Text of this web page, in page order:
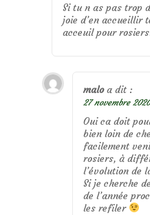
Si tu n as pas trop
joie d’en accueillir
acceuil pour
malo a dit :
27 novembre
Oui ca doit
bien loin de
facilement
rosiers, à
l’évolution de
Si je cherche
de l’année
les refiler